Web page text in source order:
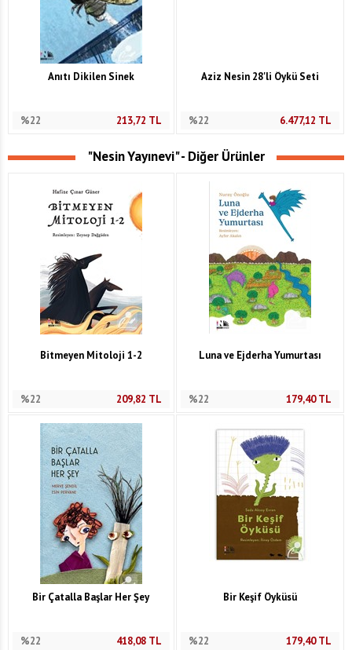
Anıtı Dikilen Sinek
%22 213,72 TL
Aziz Nesin 28'li Öykü Seti
%22 6.477,12 TL
"Nesin Yayınevi" - Diğer Ürünler
Bitmeyen Mitoloji 1-2
%22 209,82 TL
Luna ve Ejderha Yumurtası
%22 179,40TL
Bir Çatalla Başlar Her Şey
%22 418,08TL
Bir Keşif Öyküsü
%22 179,40TL